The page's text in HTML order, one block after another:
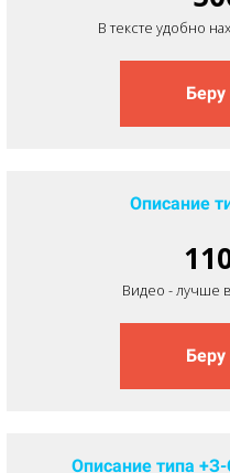
В тексте удобно
Беру
Описание
Видео - лучше
Беру
Описание типа